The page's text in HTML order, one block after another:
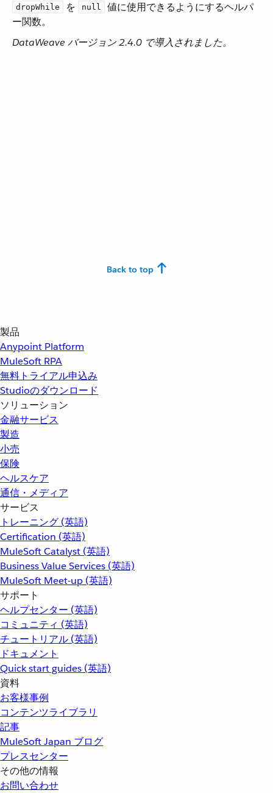
dropWhile ​ を ​ null
​ 値に使用できるようにするヘルパ
ー関数。
DataWeave バージョン 2.4.0 で導入されました。
Back to top
製品
Anypoint Platform
MuleSoft RPA
無料トライアル申込み
Studioのダウンロード
ソリューション
金融サービス
製造
小売
保険
ヘルスケア
通信・メディア
サービス
トレーニング (英語)
Certification (英語)
MuleSoft Catalyst (英語)
Business Value Services (英語)
MuleSoft Meet-up (英語)
サポート
ヘルプセンター (英語)
コミュニティ (英語)
チュートリアル (英語)
ドキュメント
Quick start guides (英語)
資料
お客様事例
コンテンツライブラリ
記事
MuleSoft Japan ブログ
プレスセンター
その他の情報
お問い合わせ